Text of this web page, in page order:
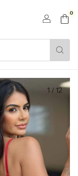
0
1 / 12